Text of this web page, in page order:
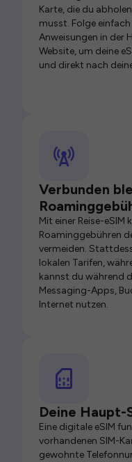
Karte, die du
musst. Folge
Anweisungen in der
Website, um deine
und direkt nach
Verbunden
Mit einer Reise-eSIM
Roaminggebühren
vermeiden.
lokalen Tarifen,
kannst du während
Messaging-Apps,
Internet nutzen.
Deine Haupt-
Eine digitale eSIM
vorhandenen SIM-
gewohnte